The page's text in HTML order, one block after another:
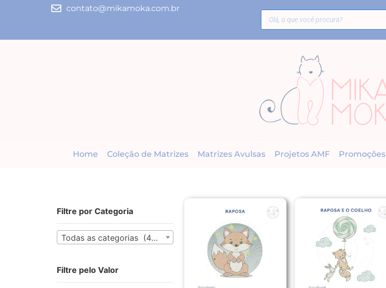
contato@mikamoka.com.br
Home Coleção de Matrizes Matrizes Avulsas Projetos AMF Promoções
Filtre por Categoria
Todas as categorias (435)
Filtre pelo Valor